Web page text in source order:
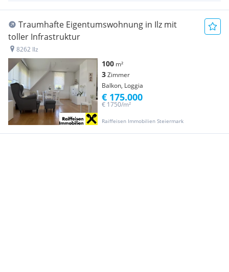
Traumhafte Eigentumswohnung in Ilz mit
toller Infrastruktur
8262 Ilz
100 m²
3Zimmer
Balkon, Loggia
Raiffeisen Immobilien Steiermark
€ 1750/m²
€ 175.000